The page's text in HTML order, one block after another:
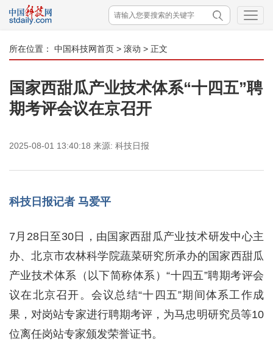
所在位置： 中国科技网首页 > 滚动 > 正文
国家西甜瓜产业技术体系“十四五”聘
期考评会议在京召开
2025-08-01 13:40:18 来源: 科技日报
科技日报记者 马爱平
7月28日至30日，由国家西甜瓜产业技术研发中心主
办、北京市农林科学院蔬菜研究所承办的国家西甜瓜
产业技术体系（以下简称体系）“十四五”聘期考评会
议在北京召开。会议总结“十四五”期间体系工作成
果，对岗站专家进行聘期考评，为马忠明研究员等10
位离任岗站专家颁发荣誉证书。